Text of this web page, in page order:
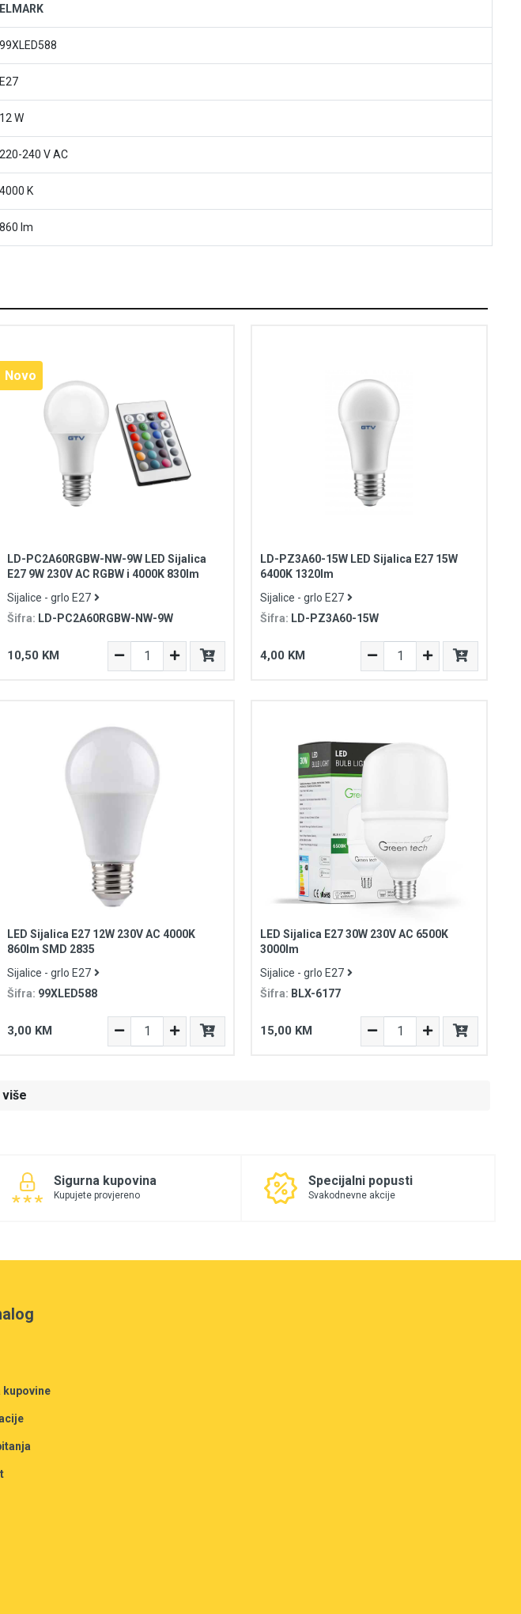
ELMARK
99XLED588
E27
12 W
220-240 V AC
4000 K
860 lm
Novo
LD-PC2A60RGBW-NW-9W LED Sijalica
E27 9W 230V AC RGBW i 4000K 830lm
Sijalice - grlo E27
Šifra: LD-PC2A60RGBW-NW-9W
10,50 KM
LD-PZ3A60-15W LED Sijalica E27 15W
6400K 1320lm
Sijalice - grlo E27
Šifra: LD-PZ3A60-15W
4,00 KM
LED Sijalica E27 12W 230V AC 4000K
860lm SMD 2835
Sijalice - grlo E27
Šifra: 99XLED588
3,00 KM
LED Sijalica E27 30W 230V AC 6500K
3000lm
Sijalice - grlo E27
Šifra: BLX-6177
15,00 KM
Sigurna kupovina
Kupujete provjereno
Specijalni popusti
Svakodnevne akcije
kupovine